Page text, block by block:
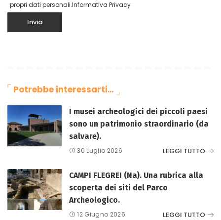
propri dati personali.Informativa Privacy
Potrebbe interessarti…
I musei archeologici dei piccoli paesi
sono un patrimonio straordinario (da
salvare).
30 Luglio 2026 LEGGI TUTTO
CAMPI FLEGREI (Na). Una rubrica alla
scoperta dei siti del Parco
Archeologico.
12 Giugno 2026 LEGGI TUTTO